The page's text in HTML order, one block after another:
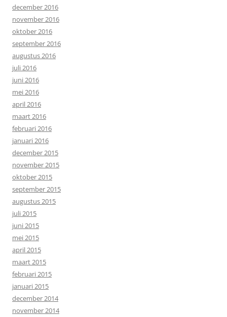
december 2016
november 2016
oktober 2016
september 2016
augustus 2016
juli 2016
juni 2016
mei 2016
april 2016
maart 2016
februari 2016
januari 2016
december 2015
november 2015
oktober 2015
september 2015
augustus 2015
juli 2015
juni 2015
mei 2015
april 2015
maart 2015
februari 2015
januari 2015
december 2014
november 2014